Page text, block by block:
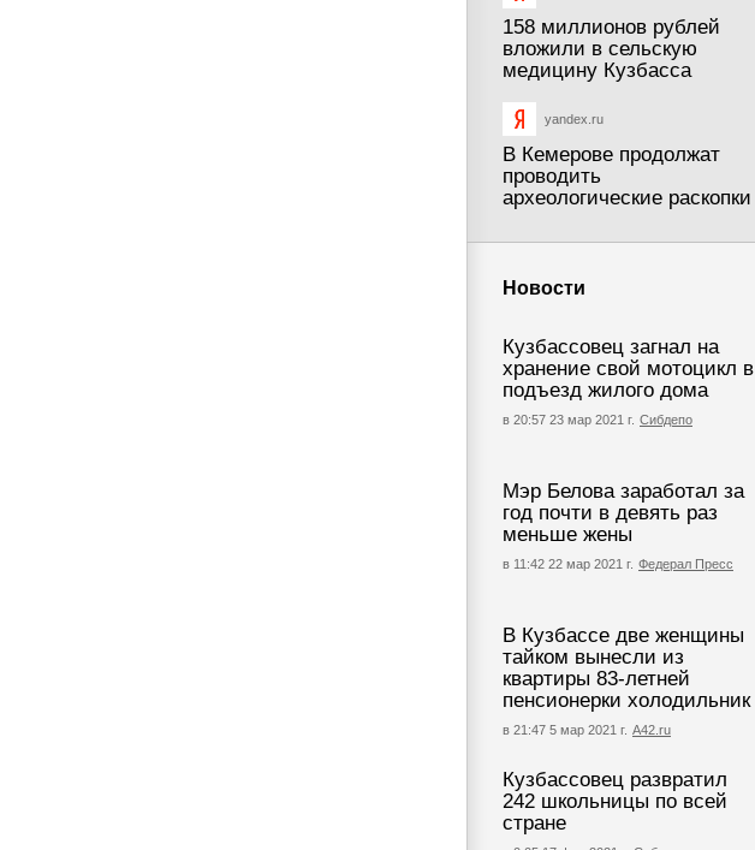
158 миллионов рублей
вложили в сельскую
медицину Кузбасса
yandex.ru
В Кемерове продолжат
проводить
археологические раскопки
Новости
Кузбассовец загнал на
хранение свой мотоцикл в
подъезд жилого дома
в 20:57 23 мар 2021 г. Сибдепо
Мэр Белова заработал за
год почти в девять раз
меньше жены
в 11:42 22 мар 2021 г. Федерал Пресс
В Кузбассе две женщины
тайком вынесли из
квартиры 83-летней
пенсионерки холодильник
в 21:47 5 мар 2021 г. А42.ru
Кузбассовец развратил
242 школьницы по всей
стране